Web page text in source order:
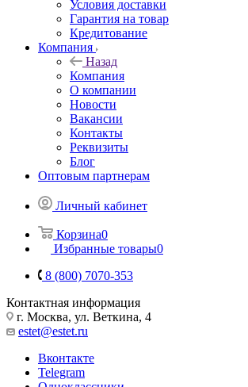
Условия доставки
Гарантия на товар
Кредитование
Компания
Назад
Компания
О компании
Новости
Вакансии
Контакты
Реквизиты
Блог
Оптовым партнерам
Личный кабинет
Корзина0
Избранные товары0
8 (800) 7070-353
Контактная информация
г. Москва, ул. Веткина, 4
estet@estet.ru
Вконтакте
Telegram